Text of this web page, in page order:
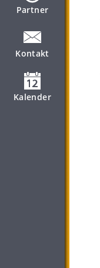
Partner
Kontakt
Kalender